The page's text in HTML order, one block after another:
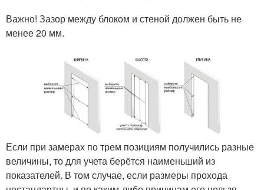
Важно! Зазор между блоком и стеной должен быть не
менее 20 мм.
Если при замерах по трем позициям получились разные
величины, то для учета берётся наименьший из
показателей. В том случае, если размеры прохода